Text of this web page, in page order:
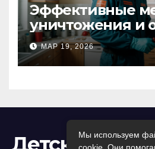
Эффективные
уничтожения и
тараканов в
к дезинсекции
МАР 19, 2026
Мы используем